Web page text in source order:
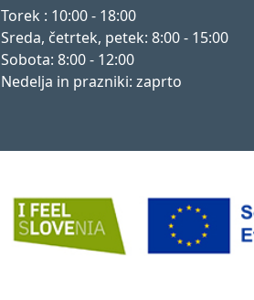
Torek : 10:00 - 18:00
Sreda, četrtek, petek: 8:00 - 15:00
Sobota: 8:00 - 12:00
Nedelja in prazniki: zaprto